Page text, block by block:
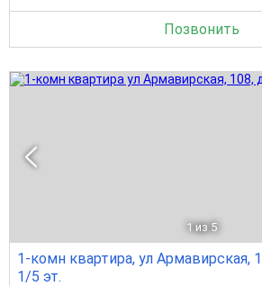
Позвонить
1 из 5
1-комн квартира, ул Армавирская,
1/5 эт.